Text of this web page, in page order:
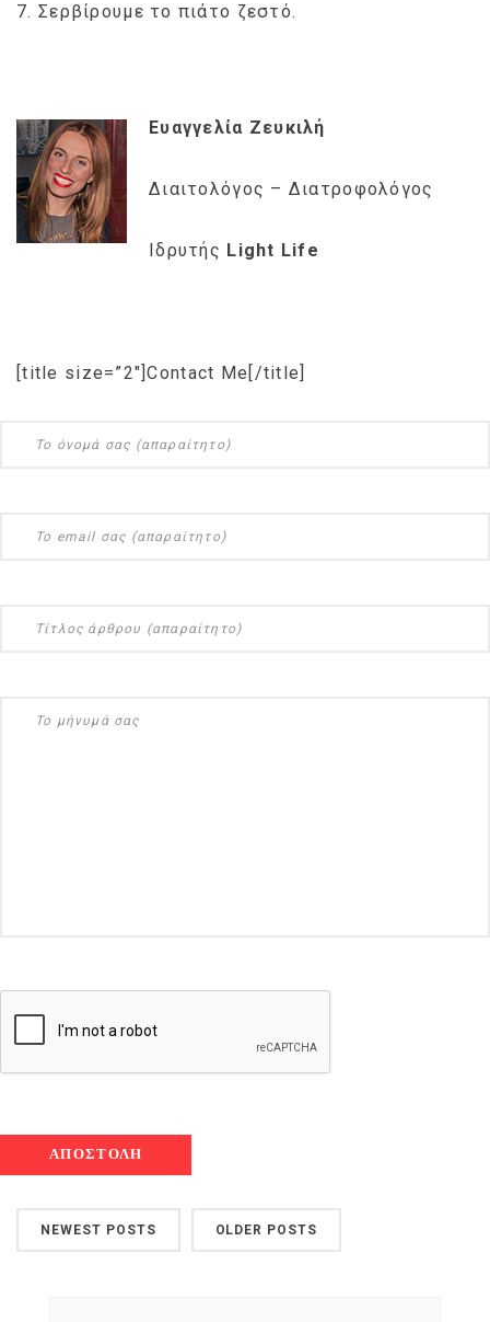
Σερβίρουμε το πιάτο ζεστό.
Ευαγγελία Ζευκιλή
Διαιτολόγος – Διατροφολόγος
Ιδρυτής Light Life
[title size=”2″]Contact Me[/title]
NEWEST POSTS OLDER POSTS